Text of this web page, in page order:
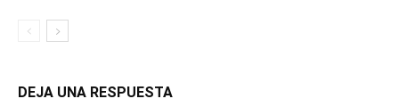
DEJA UNA RESPUESTA